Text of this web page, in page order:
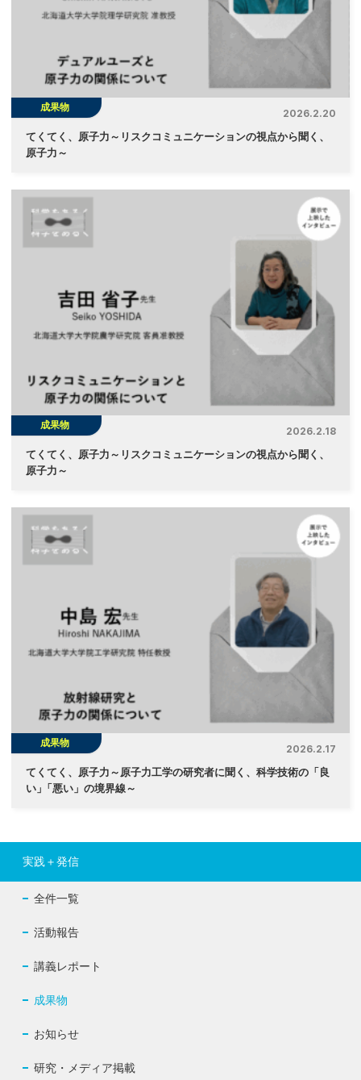
成果物
2026.2.20
てくてく、原子力～リスクコミュニケーションの視点から聞く、
原子力～
成果物
2026.2.18
てくてく、原子力～リスクコミュニケーションの視点から聞く、
原子力～
成果物
2026.2.17
てくてく、原子力～原子力工学の研究者に聞く、科学技術の「良
い」 「悪い」の境界線～
実践＋発信
全件一覧
活動報告
講義レポート
成果物
お知らせ
研究・メディア掲載